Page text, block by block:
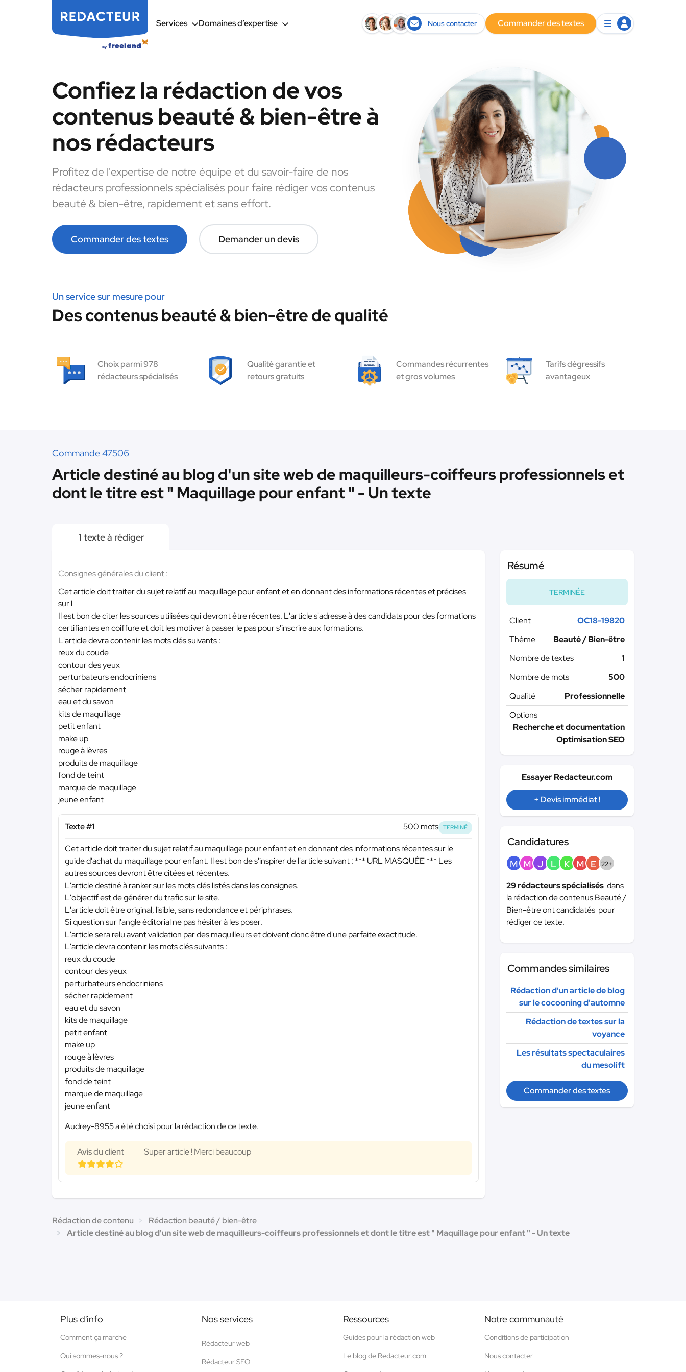
Services Domaines d’expertise Nous contacter Commander des textes
Confiez la rédaction de vos
contenus beauté & bien-être à
nos rédacteurs
Profitez de l'expertise de notre équipe et du savoir-faire de nos
rédacteurs professionnels spécialisés pour faire rédiger vos contenus
beauté & bien-être, rapidement et sans effort.
Commander des textes Demander un devis
Un service sur mesure pour
Des contenus beauté & bien-être de qualité
Choix parmi 978
rédacteurs spécialisés
Qualité garantie et
retours gratuits
Commandes récurrentes
et gros volumes
Tarifs dégressifs
avantageux
Commande 47506
Article destiné au blog d'un site web de maquilleurs-coiffeurs professionnels et
dont le titre est " Maquillage pour enfant " - Un texte
1 texte à rédiger
Consignes générales du client :
Cet article doit traiter du sujet relatif au maquillage pour enfant et en donnant des informations récentes et précises
sur l
Il est bon de citer les sources utilisées qui devront être récentes. L'article s'adresse à des candidats pour des formations
certifiantes en coiffure et doit les motiver à passer le pas pour s'inscrire aux formations.
L'article devra contenir les mots clés suivants :
reux du coude
contour des yeux
perturbateurs endocriniens
sécher rapidement
eau et du savon
kits de maquillage
petit enfant
make up
rouge à lèvres
produits de maquillage
fond de teint
marque de maquillage
jeune enfant
Texte #1 500 mots TERMINÉ
Cet article doit traiter du sujet relatif au maquillage pour enfant et en donnant des informations récentes sur le
guide d'achat du maquillage pour enfant. Il est bon de s'inspirer de l'article suivant : *** URL MASQUÉE *** Les
autres sources devront être citées et récentes.
L'article destiné à ranker sur les mots clés listés dans les consignes.
L'objectif est de générer du trafic sur le site.
L'article doit être original, lisible, sans redondance et périphrases.
Si question sur l'angle éditorial ne pas hésiter à les poser.
L'article sera relu avant validation par des maquilleurs et doivent donc être d'une parfaite exactitude.
L'article devra contenir les mots clés suivants :
reux du coude
contour des yeux
perturbateurs endocriniens
sécher rapidement
eau et du savon
kits de maquillage
petit enfant
make up
rouge à lèvres
produits de maquillage
fond de teint
marque de maquillage
jeune enfant
Audrey-8955 a été choisi pour la rédaction de ce texte.
Avis du client Super article ! Merci beaucoup
Résumé
TERMINÉE
Client
OC18-19820
Thème
Beauté / Bien-être
Nombre de textes
1
Nombre de mots
500
Qualité
Professionnelle
Options
Recherche et documentation
Optimisation SEO
Essayer Redacteur.com
+ Devis immédiat !
Candidatures
M M J L K M E 22+
29 rédacteurs spécialisés dans
la rédaction de contenus Beauté /
Bien-être ont candidatés pour
rédiger ce texte.
Commandes similaires
Rédaction d'un article de blog
sur le cocooning d'automne
Rédaction de textes sur la
voyance
Les résultats spectaculaires
du mesolift
Commander des textes
Rédaction de contenu
Rédaction beauté / bien-être
Article destiné au blog d'un site web de maquilleurs-coiffeurs professionnels et dont le titre est " Maquillage pour enfant " - Un texte
Plus d'info
Comment ça marche
Qui sommes-nous ?
Nos services
Rédacteur web
Rédacteur SEO
Ressources
Guides pour la rédaction web
Le blog de Redacteur.com
Notre communauté
Conditions de participation
Nous contacter